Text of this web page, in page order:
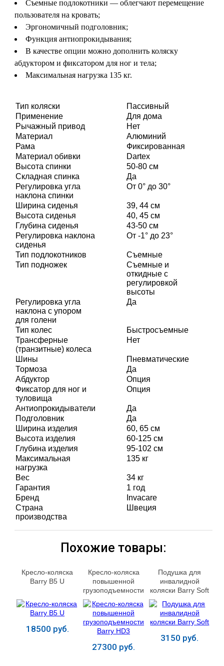
Съемные подлокотники — облегчают перемещение
пользователя на кровать;
Эргономичный подголовник;
Функция антиопрокидывания;
В качестве опции можно дополнить коляску
абдуктором и фиксатором для ног и тела;
Максимальная нагрузка 135 кг.
Тип коляски
Пассивный
Применение
Для дома
Рычажный привод
Нет
Материал
Алюминий
Рама
Фиксированная
Материал обивки
Dartex
Высота спинки
50-80 см
Складная спинка
Да
Регулировка угла
наклона спинки
От 0° до 30°
Ширина сиденья
39, 44 см
Высота сиденья
40, 45 см
Глубина сиденья
43-50 см
Регулировка наклона
сиденья
От -1° до 23°
Тип подлокотников
Съемные
Тип подножек
Съемные и
откидные с
регулировкой
высоты
Регулировка угла
наклона с упором
для голени
Да
Тип колес
Быстросъемные
Трансферные
(транзитные) колеса
Нет
Шины
Пневматические
Тормоза
Да
Абдуктор
Опция
Фиксатор для ног и
туловища
Опция
Антиопрокидыватели
Да
Подголовник
Да
Ширина изделия
60, 65 см
Высота изделия
60-125 см
Глубина изделия
95-102 см
Максимальная
нагрузка
135 кг
Вес
34 кг
Гарантия
1 год
Бренд
Invacare
Страна
производства
Швеция
Похожие товары:
Кресло-коляска
Barry B5 U
18500 руб.
Кресло-коляска
повышенной
грузоподъемности
27300 руб.
Подушка для
инвалидной
коляски Barry Soft
3150 руб.